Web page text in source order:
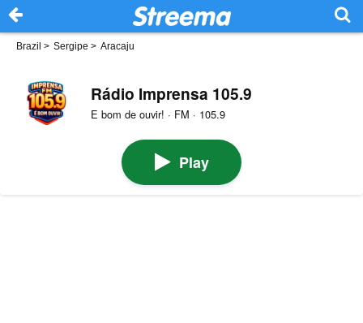
Brazil > Sergipe > Aracaju
Rádio Imprensa 105.9
E bom de ouvir! · FM · 105.9
Play